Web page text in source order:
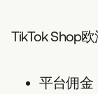
TikTok Shop
平台佣金